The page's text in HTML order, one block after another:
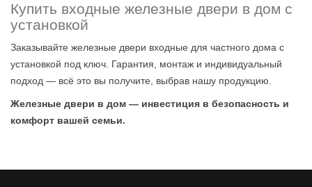
Купить входные железные двери в дом с
установкой
Заказывайте железные двери входные для частного дома с
установкой под ключ. Гарантия, монтаж и индивидуальный
подход — всё это вы получите, выбрав нашу продукцию.
Железные двери в дом — инвестиция в безопасность и
комфорт вашей семьи.